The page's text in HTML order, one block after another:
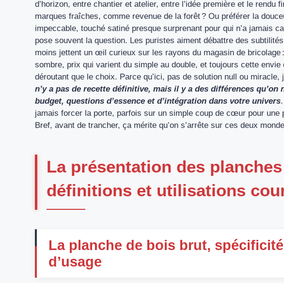
d’horizon, entre chantier et atelier, entre l’idée première et le rendu
marques fraîches, comme revenue de la forêt ? Ou préférer la
impeccable, touché satiné presque surprenant pour qui n’a jamais
pose souvent la question. Les puristes aiment débattre des
moins jettent un œil curieux sur les rayons du magasin de bricolage
sombre, prix qui varient du simple au double, et toujours cette
déroutant que le choix. Parce qu’ici, pas de solution null ou miracle,
n’y a pas de recette définitive, mais il y a des différences qu’on
budget, questions d’essence et d’intégration dans votre univers
jamais forcer la porte, parfois sur un simple coup de cœur pour une
Bref, avant de trancher, ça mérite qu’on s’arrête sur ces deux
La présentation des
définitions et utilisations
La planche de bois brut,
d’usage